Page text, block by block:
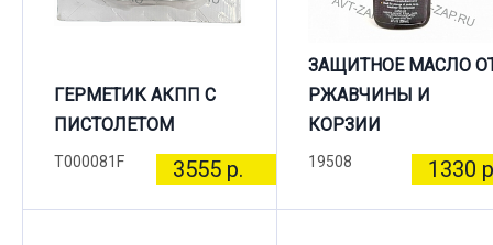
ГЕРМЕТИК АКПП С
ПИСТОЛЕТОМ
T000081F 3555 р.
ЗАЩИТНОЕ МАСЛО
РЖАВЧИНЫ И
КОРЗИИ
19508 1330